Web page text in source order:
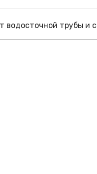
водосточной трубы